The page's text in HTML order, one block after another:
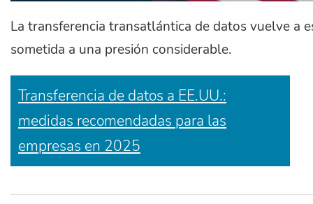
La transferencia transatlántica de datos vuelve a
sometida a una presión considerable.
Transferencia de datos a EE.UU.:
medidas recomendadas para las
empresas en 2025